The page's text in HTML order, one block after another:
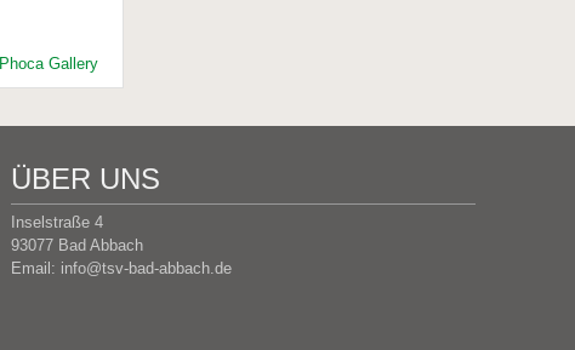
Phoca Gallery
ÜBER UNS
Inselstraße 4
93077 Bad Abbach
Email: info@tsv-bad-abbach.de